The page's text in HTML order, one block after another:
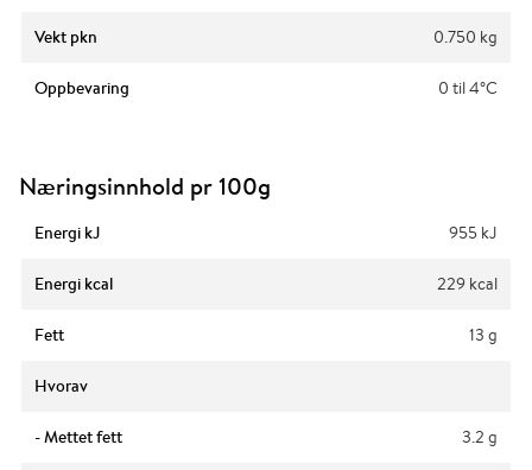
Vekt pkn 0.750 kg
Oppbevaring 0 til 4°C
Næringsinnhold pr 100g
Energi kJ 955 kJ
Energi kcal 229 kcal
Fett 13 g
Hvorav
- Mettet fett 3.2 g